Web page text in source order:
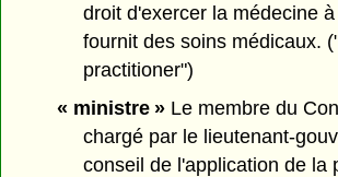
droit d'exercer la médecine
fournit des soins médicaux.
practitioner")
« ministre »Le membre du
chargé par le lieutenant-
conseil de l'application de la